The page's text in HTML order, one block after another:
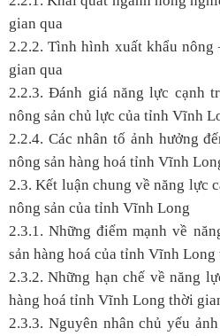
gian qua
2.2.2. Tình hình xuất khẩu
gian qua
2.2.3. Đánh giá năng lực cạnh
nông sản chủ lực của tỉnh Vĩnh
2.2.4. Các nhân tố ảnh hưởng
nông sản hàng hoá tỉnh Vĩnh
2.3. Kết luận chung về năng lực
nông sản của tỉnh Vĩnh Long
2.3.1. Những điểm mạnh về
sản hàng hoá của tỉnh Vĩnh
2.3.2. Những hạn chế về năng
hàng hoá tỉnh Vĩnh Long thời
2.3.3. Nguyên nhân chủ yếu